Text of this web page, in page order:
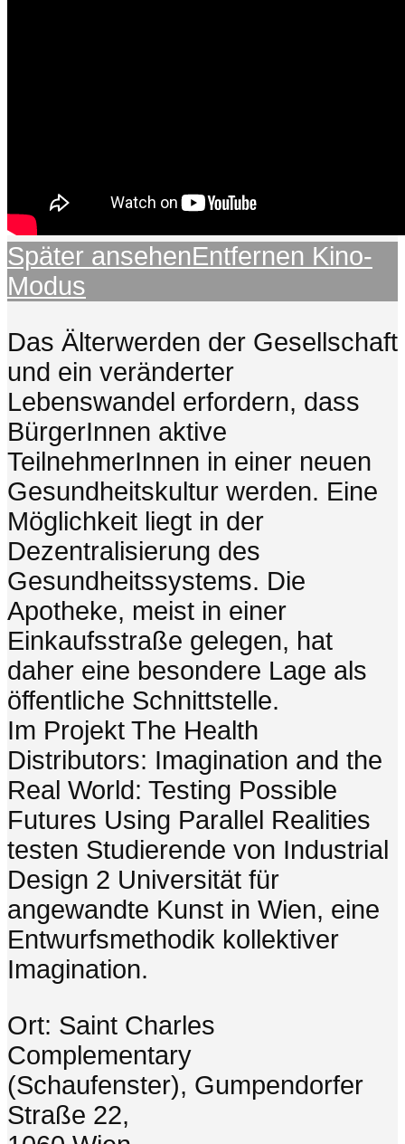
Später ansehenEntfernen Kino-
Modus
Das Älterwerden der Gesellschaft
und ein veränderter
Lebenswandel erfordern, dass
BürgerInnen aktive
TeilnehmerInnen in einer neuen
Gesundheitskultur werden. Eine
Möglichkeit liegt in der
Dezentralisierung des
Gesundheitssystems. Die
Apotheke, meist in einer
Einkaufsstraße gelegen, hat
daher eine besondere Lage als
öffentliche Schnittstelle.
Im Projekt The Health
Distributors: Imagination and the
Real World: Testing Possible
Futures Using Parallel Realities
testen Studierende von Industrial
Design 2 Universität für
angewandte Kunst in Wien, eine
Entwurfsmethodik kollektiver
Imagination.
Ort: Saint Charles
Complementary
(Schaufenster), Gumpendorfer
Straße 22,